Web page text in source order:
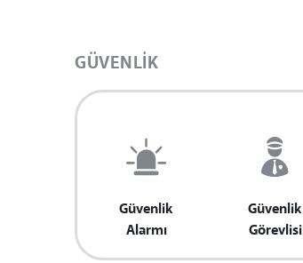
GÜVENLIK
Güvenlik
Alarmı
Güvenlik
Görevlisi